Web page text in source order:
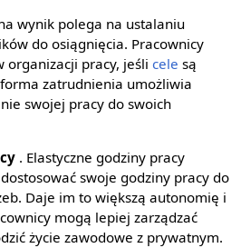
wynik polega na ustalaniu
do osiągnięcia. Pracownicy
organizacji pracy, jeśli cele są
zatrudnienia umożliwia
swojej pracy do swoich
. Elastyczne godziny pracy
swoje godziny pracy do
Daje im to większą autonomię i
mogą lepiej zarządzać
życie zawodowe z prywatnym.